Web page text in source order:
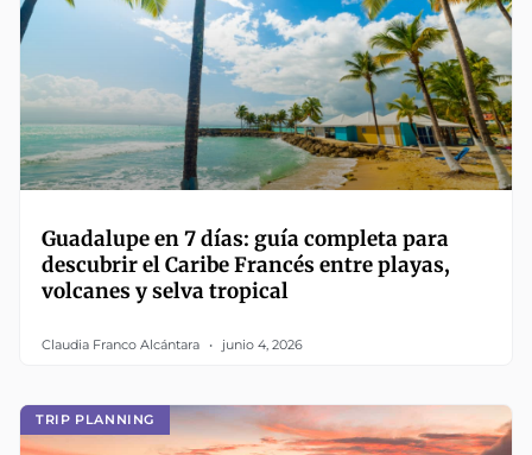
Guadalupe en 7 días: guía completa para
descubrir el Caribe Francés entre playas,
volcanes y selva tropical
Claudia Franco Alcántara junio 4, 2026
TRIP PLANNING